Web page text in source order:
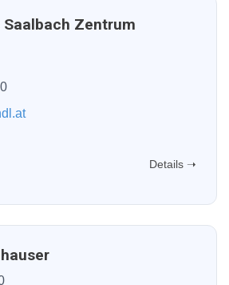
Saalbach Zentrum
Details ➝